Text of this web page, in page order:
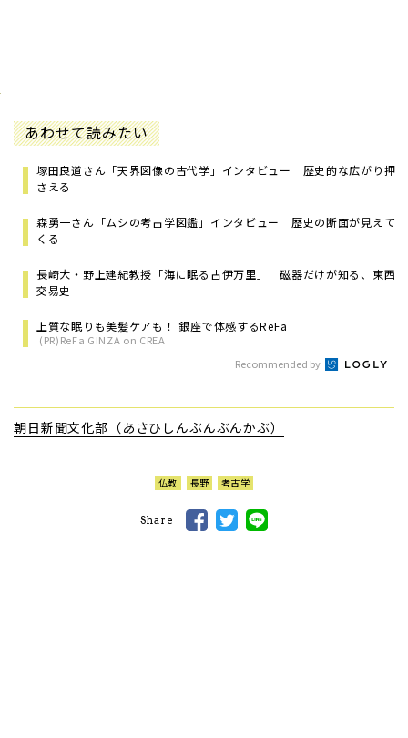
あわせて読みたい
塚田良道さん「天界図像の古代学」インタビュー 歴史的な広がり押
さえる
森勇一さん「ムシの考古学図鑑」インタビュー 歴史の断面が見えて
くる
長崎大・野上建紀教授「海に眠る古伊万里」 磁器だけが知る、東西
交易史
上質な眠りも美髪ケアも！ 銀座で体感するReFa
(PR)ReFa GINZA on CREA
Recommended by
朝日新聞文化部（あさひしんぶんぶんかぶ）
仏教 長野 考古学
Share